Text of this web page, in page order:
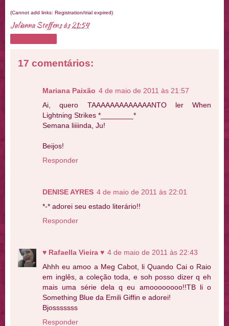
(Cannot add links: Registration/trial expired)
Julianna Steffensàs21:54
17 comentários:
Mariana Paixão 4 de maio de 2011 às 21:57
Ai, quero TAAAAAAAAAAAAANTO ler When
Lightning Strikes *________*
Semana liiiinda, Ju!
Beijos!
Responder
DENISE AYRES 4 de maio de 2011 às 22:01
*-* adorei seu estado literário!!
Responder
♥ Rafaella Vieira ♥ 4 de maio de 2011 às 22:43
Ahhh eu amoo a Meg Cabot, li Quando Cai o Raio
em inglês, a coleção toda, e soh posso dizer q eh
mais uma série dela q eu amoooooooo!!TB li o
Something Blue da Emili Giffin e adorei!
Bjosssssss
Responder